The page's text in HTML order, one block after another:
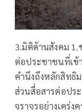
3.มิติด้านสังคม
ต่อประชาชนที่เข้
คำนึงถึงหลักสิทธิ
ส่วนสื่อสารต่อป
จราจรอย่างเคร่ง